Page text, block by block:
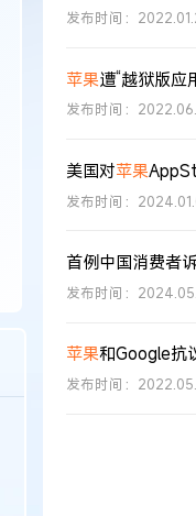
发布时间：
苹果遭“越狱版应
发布时间：
美国对苹果
发布时间：
首例中国消费者
发布时间：
苹果和Google抗
发布时间：